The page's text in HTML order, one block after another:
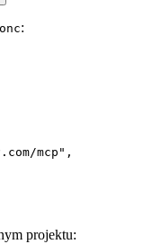
:
mcp" ,
projektu: